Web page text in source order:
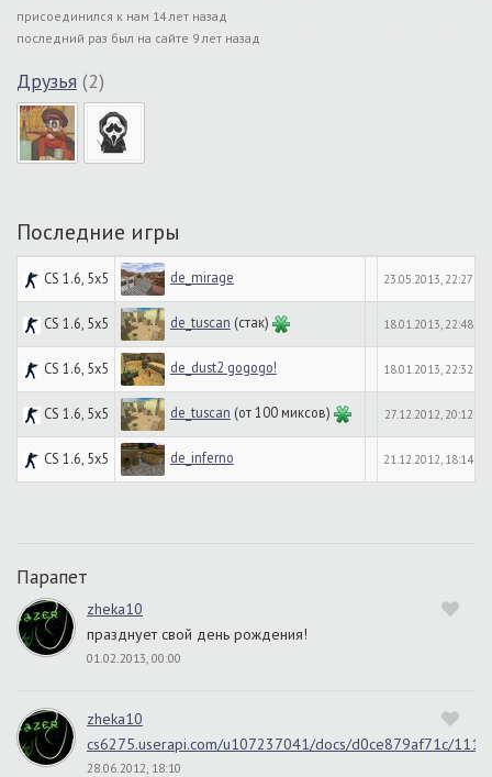
присоединился к нам 14 лет назад
последний раз был на сайте 9 лет назад
Друзья (2)
Последние игры
CS 1.6, 5x5 de_mirage 23.05.2013, 22:27
CS 1.6, 5x5 de_tuscan (стак) 18.01.2013, 22:48
CS 1.6, 5x5 de_dust2 gogogo! 18.01.2013, 22:32
CS 1.6, 5x5 de_tuscan (от 100 миксов) 27.12.2012, 20:12
CS 1.6, 5x5 de_inferno 21.12.2012, 18:14
Парапет
zheka10
празднует свой день рождения!
01.02.2013, 00:00
zheka10
cs6275.userapi.com/u107237041/docs/d0ce879af71c/
28.06.2012, 18:10